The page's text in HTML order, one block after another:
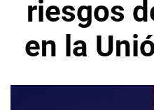
riesgos
en la